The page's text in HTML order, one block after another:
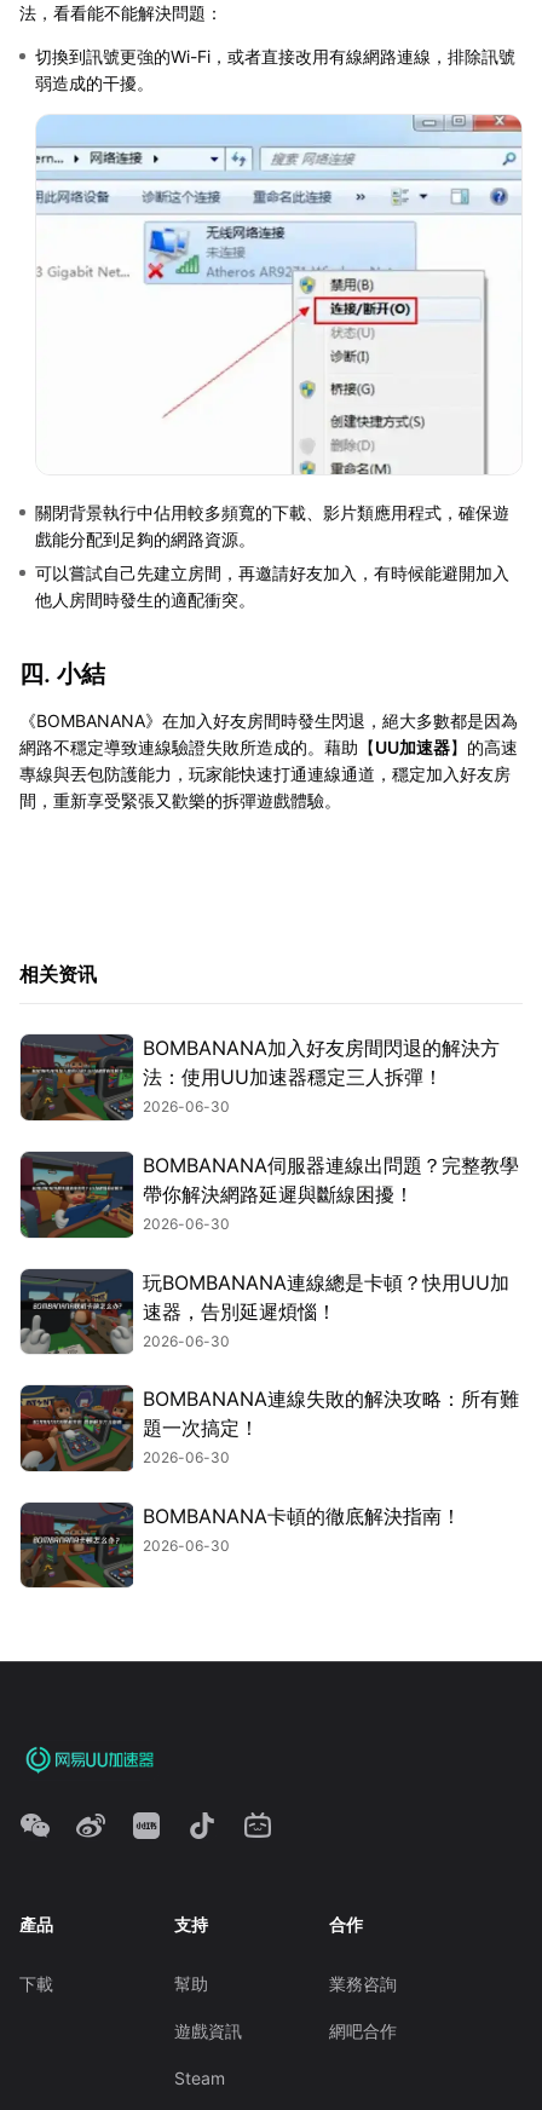
法，看看能不能解決問題：
切換到訊號更強的Wi-Fi，或者直接改用有線網路連線，排除訊號
弱造成的干擾。
關閉背景執行中佔用較多頻寬的下載、影片類應用程式，確保遊
戲能分配到足夠的網路資源。
可以嘗試自己先建立房間，再邀請好友加入，有時候能避開加入
他人房間時發生的適配衝突。
四. 小結
《BOMBANANA》在加入好友房間時發生閃退，絕大多數都是因為
網路不穩定導致連線驗證失敗所造成的。藉助【UU加速器】的高速
專線與丟包防護能力，玩家能快速打通連線通道，穩定加入好友房
間，重新享受緊張又歡樂的拆彈遊戲體驗。
相关资讯
BOMBANANA加入好友房間閃退的解決方
法：使用UU加速器穩定三人拆彈！
2026-06-30
BOMBANANA伺服器連線出問題？完整教學
帶你解決網路延遲與斷線困擾！
2026-06-30
玩BOMBANANA連線總是卡頓？快用UU加
速器，告別延遲煩惱！
2026-06-30
BOMBANANA連線失敗的解決攻略：所有難
題一次搞定！
2026-06-30
BOMBANANA卡頓的徹底解決指南！
2026-06-30
產品
下載
支持
幫助
遊戲資訊
Steam
合作
業務咨詢
網吧合作